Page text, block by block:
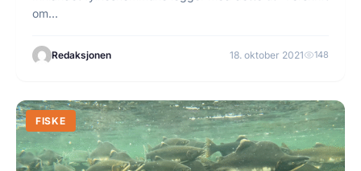
om…
Redaksjonen 18. oktober 2021 148
FISKE